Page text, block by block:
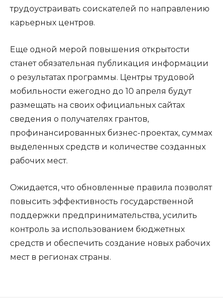
трудоустраивать соискателей по направлению
карьерных центров.
Еще одной мерой повышения открытости
станет обязательная публикация информации
о результатах программы. Центры трудовой
мобильности ежегодно до 10 апреля будут
размещать на своих официальных сайтах
сведения о получателях грантов,
профинансированных бизнес-проектах, суммах
выделенных средств и количестве созданных
рабочих мест.
Ожидается, что обновленные правила позволят
повысить эффективность государственной
поддержки предпринимательства, усилить
контроль за использованием бюджетных
средств и обеспечить создание новых рабочих
мест в регионах страны.